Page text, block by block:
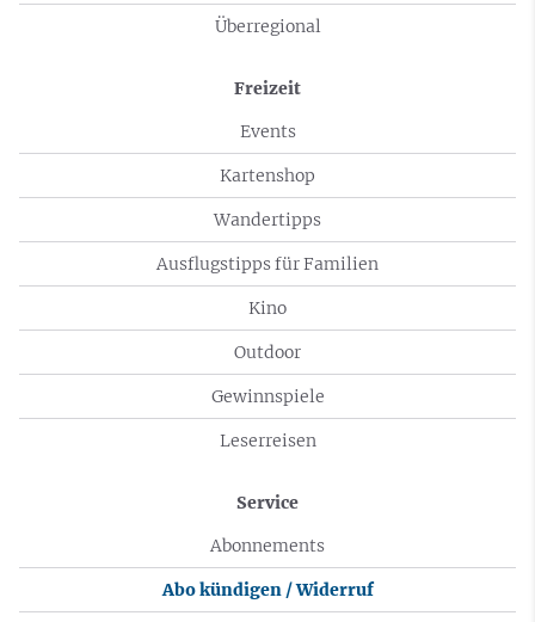
Überregional
Freizeit
Events
Kartenshop
Wandertipps
Ausflugstipps für Familien
Kino
Outdoor
Gewinnspiele
Leserreisen
Service
Abonnements
Abo kündigen / Widerruf